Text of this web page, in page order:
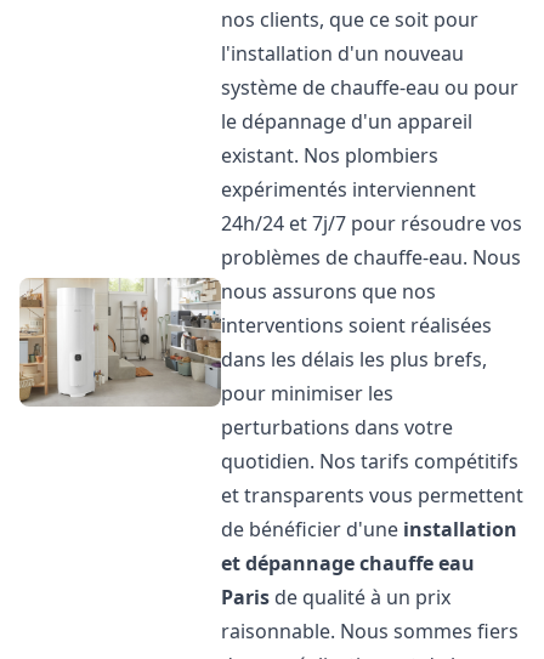
nos clients, que ce soit pour
l'installation d'un nouveau
système de chauffe-eau ou pour
le dépannage d'un appareil
existant. Nos plombiers
expérimentés interviennent
24h/24 et 7j/7 pour résoudre vos
problèmes de chauffe-eau. Nous
nous assurons que nos
interventions soient réalisées
dans les délais les plus brefs,
pour minimiser les
perturbations dans votre
quotidien. Nos tarifs compétitifs
et transparents vous permettent
de bénéficier d'une installation
et dépannage chauffe eau
Paris de qualité à un prix
raisonnable. Nous sommes fiers